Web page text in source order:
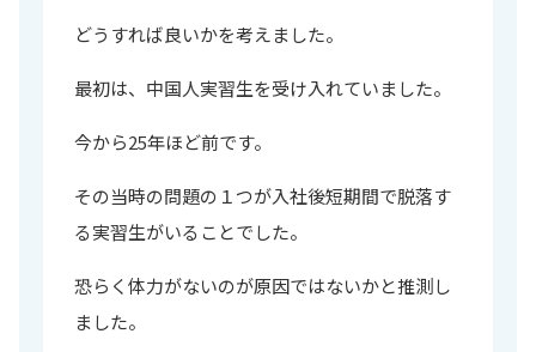
どうすれば良いかを考えました。
最初は、中国人実習生を受け入れていました。
今から25年ほど前です。
その当時の問題の１つが入社後短期間で脱落す
る実習生がいることでした。
恐らく体力がないのが原因ではないかと推測し
ました。